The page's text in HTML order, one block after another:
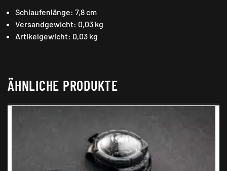
Schlaufenlänge: 7,8 cm
Versandgewicht: 0,03 kg
Artikelgewicht: 0,03 kg
ÄHNLICHE PRODUKTE